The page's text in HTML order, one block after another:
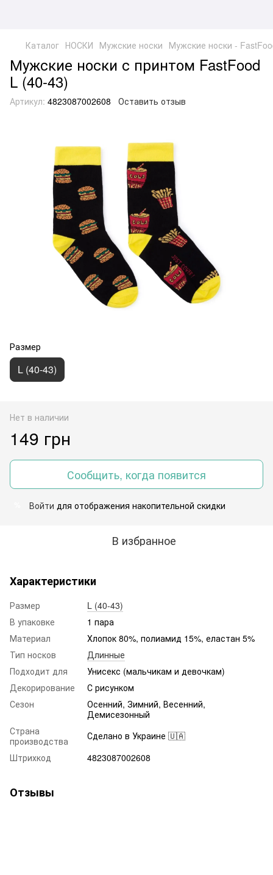
Каталог НОСКИ Мужские носки Мужские носки -
Мужские носки с принтом FastFood
L (40-43)
Артикул: 4823087002608 Оставить отзыв
Размер
L (40-43)
Нет в наличии
149 грн
Сообщить, когда появится
Войти для отображения накопительной скидки
В избранное
Характеристики
Размер
L (40-43)
В упаковке
1 пара
Материал
Хлопок 80%, полиамид 15%, еластан 5%
Тип носков
Длинные
Подходит для
Унисекс (мальчикам и девочкам)
Декорирование
С рисунком
Сезон
Осенний, Зимний, Весенний,
Демисезонный
Страна
производства
Сделано в Украине 🇺🇦
Штрихкод
4823087002608
Отзывы